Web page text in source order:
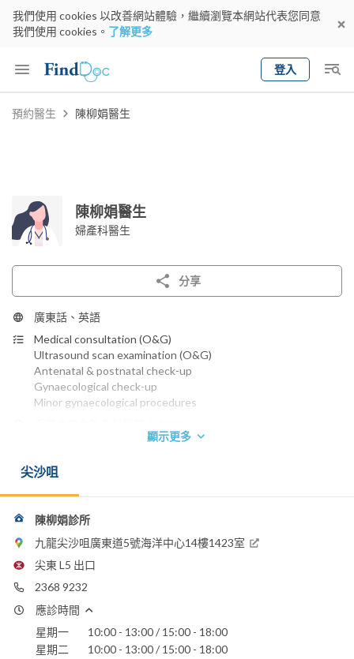
我們使用 cookies 以改善網站體驗，繼續瀏覽本網站代表您同意
我們使用 cookies。 了解更多
登入
Keyword
預約醫生 陳柳娟醫生
陳柳娟醫生
婦產科醫生
分享
廣東話、英語
Medical consultation (O&G)
Ultrasound scan examination (O&G)
Antenatal & postnatal check-up
Gynaecological check-up
Minor gynaecological procedures
英國皇家婦產科醫學院榮授院士 1996
香港婦產科學院院士 1992
電話：
dr.annachanlk@gmail.com
顯示更多
尖沙咀
陳柳娟診所
九龍尖沙咀廣東道5號海洋中心14樓1423室
尖東 L5 出口
2368 9232
應診時間
星期一
10:00 - 13:00 / 15:00 - 18:00
星期二
10:00 - 13:00 / 15:00 - 18:00